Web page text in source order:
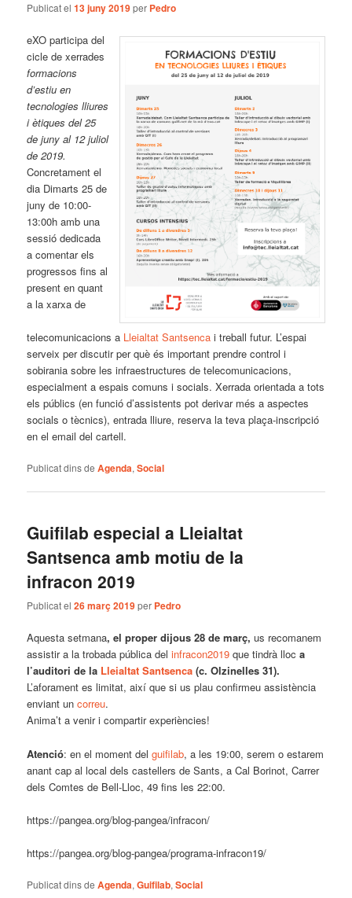
Publicat el13 juny 2019per Pedro
eXO participa del
cicle de xerrades
formacions
d’estiu en
tecnologies lliures
i ètiques del 25
de juny al 12 juliol
de 2019.
Concretament el
dia Dimarts 25 de
juny de 10:00-
13:00h amb una
sessió dedicada
a comentar els
progressos fins al
present en quant
a la xarxa de
telecomunicacions a Lleialtat Santsenca i treball futur. L’espai
serveix per discutir per què és important prendre control i
sobirania sobre les infraestructures de telecomunicacions,
especialment a espais comuns i socials. Xerrada orientada a tots
els públics (en funció d’assistents pot derivar més a aspectes
socials o tècnics), entrada lliure, reserva la teva plaça-inscripció
en el email del cartell.
Publicat dins de Agenda,Social
Guifilab especial a Lleialtat
Santsenca amb motiu de la
infracon 2019
Publicat el26 març 2019per Pedro
Aquesta setmana, el proper dijous 28 de març, us recomanem
assistir a la trobada pública delinfracon2019 que tindrà lloca
l’auditori de la Lleialtat Santsenca (c. Olzinelles 31).
L’aforament es limitat, així que si us plau confirmeu assistència
enviant uncorreu.
Anima’t a venir i compartir experiències!
Atenció: en el moment delguifilab, a les 19:00, serem o estarem
anant cap al local dels castellers de Sants, a Cal Borinot, Carrer
dels Comtes de Bell-Lloc, 49 fins les 22:00.
https://pangea.org/blog-pangea/infracon/
https://pangea.org/blog-pangea/programa-infracon19/
Publicat dins de Agenda,Guifilab,Social